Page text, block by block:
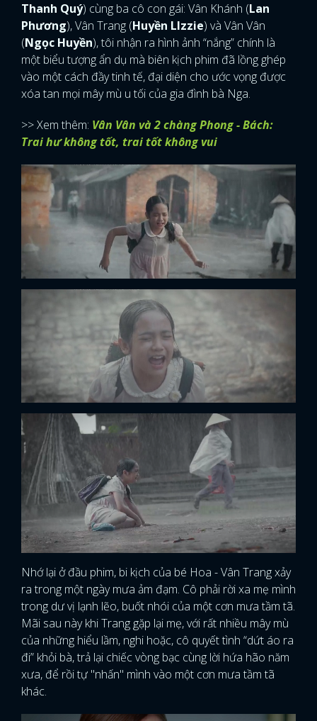
Thanh Quý) cùng ba cô con gái: Vân Khánh (Lan
Phương), Vân Trang (Huyền LIzzie) và Vân Vân
(Ngọc Huyền), tôi nhận ra hình ảnh “nắng” chính là
một biểu tượng ẩn dụ mà biên kịch phim đã lồng ghép
vào một cách đầy tinh tế, đại diện cho ước vọng được
xóa tan mọi mây mù u tối của gia đình bà Nga.
>> Xem thêm: Vân Vân và 2 chàng Phong - Bách:
Trai hư không tốt, trai tốt không vui
Nhớ lại ở đầu phim, bi kịch của bé Hoa - Vân Trang xảy
ra trong một ngày mưa ảm đạm. Cô phải rời xa mẹ mình
trong dư vị lạnh lẽo, buốt nhói của một cơn mưa tầm tã.
Mãi sau này khi Trang gặp lại mẹ, với rất nhiều mây mù
của những hiểu lầm, nghi hoặc, cô quyết tình “dứt áo ra
đi” khỏi bà, trả lại chiếc vòng bạc cùng lời hứa hão năm
xưa, để rồi tự "nhấn" mình vào một cơn mưa tầm tã
khác.